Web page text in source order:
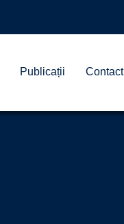
Publicații Contact